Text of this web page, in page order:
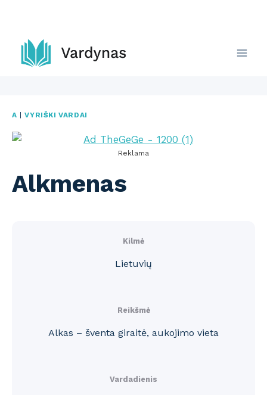
content
A |VYRIŠKI VARDAI
Reklama
Alkmenas
Kilmė
Lietuvių
Reikšmė
Alkas – šventa giraitė, aukojimo vieta
Vardadienis